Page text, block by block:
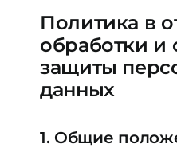
ЭКВИЛИБРИУМ
ПОМАНДЕР
Политика в
обработки и
защиты
данных
1. Общие